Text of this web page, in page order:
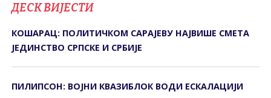
ДЕСК ВИЈЕСТИ
КОШАРАЦ: ПОЛИТИЧКОМ САРАЈЕВУ НАЈВИШЕ СМЕТА
ЈЕДИНСТВО СРПСКЕ И СРБИЈЕ
ПИЛИПСОН: ВОЈНИ КВАЗИБЛОК ВОДИ ЕСКАЛАЦИЈИ